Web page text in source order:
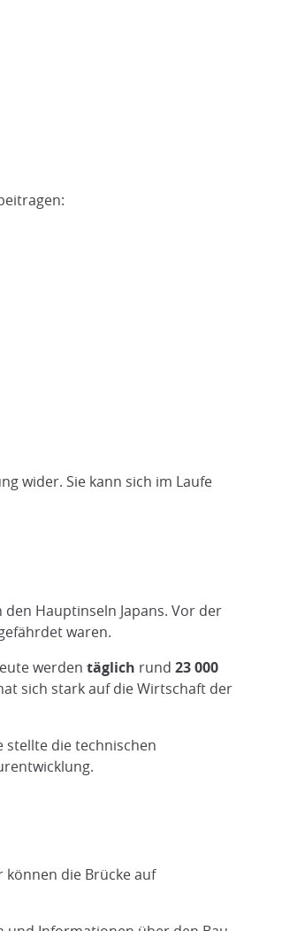
wider. Sie kann sich im Laufe
Hauptinseln Japans. Vor der
waren.
werden täglich rund 23 000
sich stark auf die Wirtschaft der
stellte die technischen
die Brücke auf